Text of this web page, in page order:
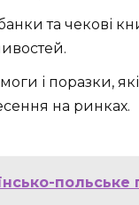
та чекові
і поразки,
на ринках.
польське